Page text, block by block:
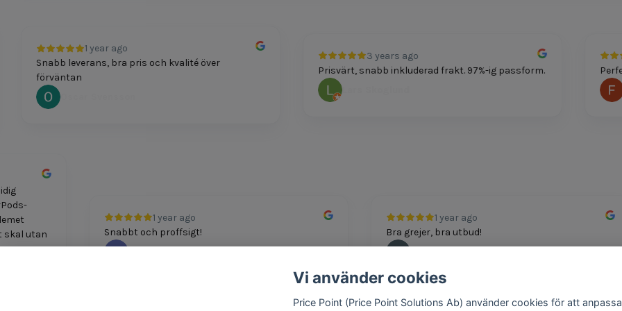
1 year ago
Snabb leverans, bra pris och kvalité över
förväntan
Oscar Svensson
3 years ago
Prisvärt, snabb inkluderad frakt. 97%-ig passform.
Lars Skoglund
1 year ago
Bra grejer, bra utbud!
1 year ago
Snabbt och proffsigt!
skal utan
Vi använder cookies
Price Point (Price Point Solutions Ab) använder cookies för att